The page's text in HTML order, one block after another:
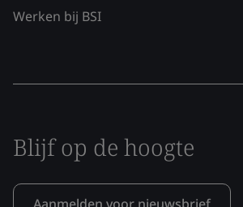
Werken bij BSI
Blijf op de hoogte